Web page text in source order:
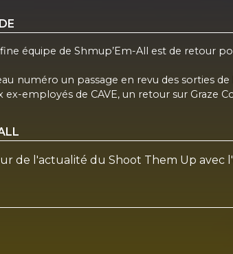
équipe de Shmup’Em-All est de retour
numéro un passage en revu des sorties de
ex-employés de CAVE, un retour sur
de l'actualité du Shoot Them Up avec